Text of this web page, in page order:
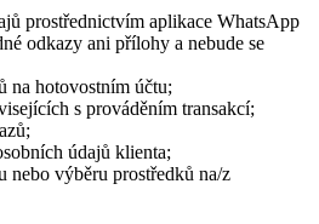
prostřednictvím aplikace WhatsApp
odkazy ani přílohy a nebude se
na hotovostním účtu;
s prováděním transakcí;
údajů klienta;
nebo výběru prostředků na/z